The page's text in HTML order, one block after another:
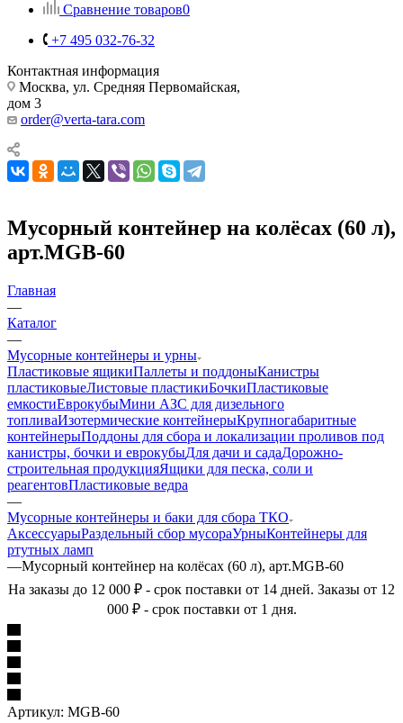
Сравнение товаров0
+7 495 032-76-32
Контактная информация
Москва, ул. Средняя Первомайская,
дом 3
order@verta-tara.com
Мусорный контейнер на колёсах (60 л),
арт.MGB-60
Главная
—
Каталог
—
Мусорные контейнеры и урны
Пластиковые ящикиПаллеты и поддоныКанистры
пластиковыеЛистовые пластикиБочкиПластиковые
емкостиЕврокубыМини АЗС для дизельного
топливаИзотермические контейнерыКрупногабаритные
контейнерыПоддоны для сбора и локализации проливов под
канистры, бочки и еврокубыДля дачи и садаДорожно-
строительная продукцияЯщики для песка, соли и
реагентовПластиковые ведра
—
Мусорные контейнеры и баки для сбора ТКО
АксессуарыРаздельный сбор мусораУрныКонтейнеры для
ртутных ламп
—Мусорный контейнер на колёсах (60 л), арт.MGB-60
На заказы до 12 000 ₽ - срок поставки от 14 дней. Заказы от 12
000 ₽ - срок поставки от 1 дня.
Артикул: MGB-60